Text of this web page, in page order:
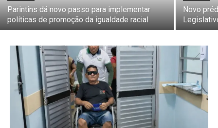
Parintins dá novo passo para implementar
políticas de promoção da igualdade racial
Novo